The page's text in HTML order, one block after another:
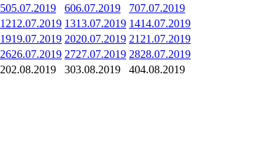
505.07.2019 606.07.2019 707.07.2019
1212.07.2019 1313.07.2019 1414.07.2019
1919.07.2019 2020.07.2019 21 21.07.2019
2626.07.2019 2727.07.2019 2828.07.2019
202.08.2019 303.08.2019 404.08.2019